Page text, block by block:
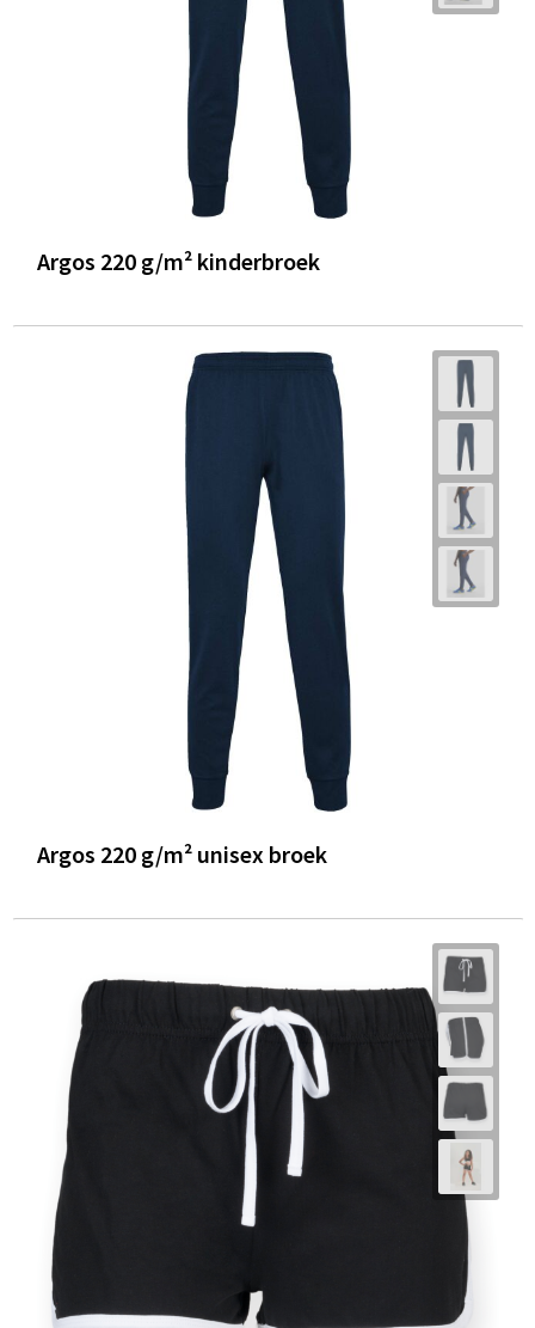
Argos 220 g/m² kinderbroek
Argos 220 g/m² unisex broek